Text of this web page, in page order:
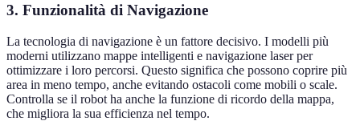
3. Funzionalità di Navigazione
La tecnologia di navigazione è un fattore decisivo. I modelli più
moderni utilizzano mappe intelligenti e navigazione laser per
ottimizzare i loro percorsi. Questo significa che possono coprire più
area in meno tempo, anche evitando ostacoli come mobili o scale.
Controlla se il robot ha anche la funzione di ricordo della mappa,
che migliora la sua efficienza nel tempo.